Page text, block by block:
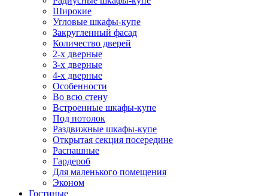
Широкие
Угловые шкафы-купе
Закругленный фасад
Количество дверей
2-х дверные
3-х дверные
4-х дверные
Особенности
Во всю стену
Встроенные шкафы-купе
Под потолок
Раздвижные шкафы-купе
Открытая секция посередине
Распашные
Гардероб
Для маленького помещения
Эконом
Гостиные